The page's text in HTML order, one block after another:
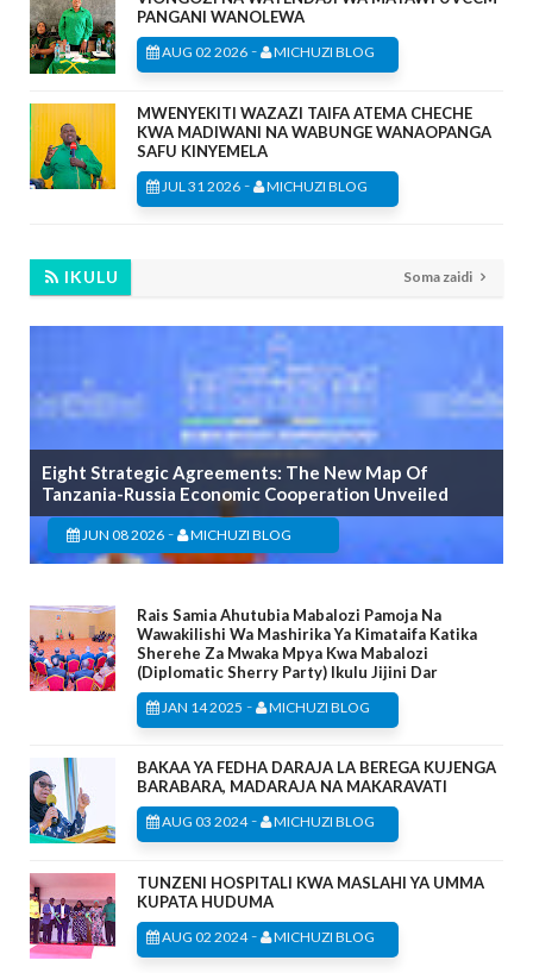
PANGANI WANOLEWA
AUG 02 2026 - MICHUZI BLOG
MWENYEKITI WAZAZI TAIFA ATEMA CHECHE
KWA MADIWANI NA WABUNGE WANAOPANGA
SAFU KINYEMELA
JUL 31 2026 - MICHUZI BLOG
IKULU Soma zaidi
Eight Strategic Agreements: The New Map Of
Tanzania-Russia Economic Cooperation Unveiled
JUN 08 2026 - MICHUZI BLOG
Rais Samia Ahutubia Mabalozi Pamoja Na
Wawakilishi Wa Mashirika Ya Kimataifa Katika
Sherehe Za Mwaka Mpya Kwa Mabalozi
(Diplomatic Sherry Party) Ikulu Jijini Dar
JAN 14 2025 - MICHUZI BLOG
BAKAA YA FEDHA DARAJA LA BEREGA KUJENGA
BARABARA, MADARAJA NA MAKARAVATI
AUG 03 2024- MICHUZI BLOG
TUNZENI HOSPITALI KWA MASLAHI YA UMMA
KUPATA HUDUMA
AUG 02 2024- MICHUZI BLOG